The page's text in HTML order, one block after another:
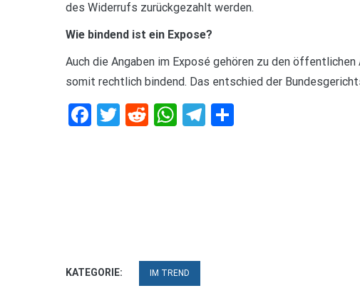
des Widerrufs zurückgezahlt werden.
Wie bindend ist ein Expose?
Auch die Angaben im Exposé gehören zu den
somit rechtlich bindend. Das entschied der
Facebook
Twitter
RedditWhatsApp
Telegram
KATEGORIE: IM TREND